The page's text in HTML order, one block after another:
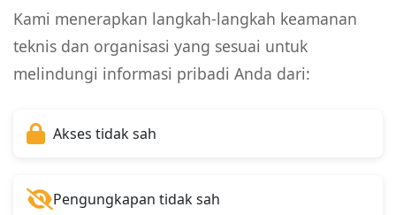
Kami menerapkan langkah-langkah keamanan
teknis dan organisasi yang sesuai untuk
melindungi informasi pribadi Anda dari:
Akses tidak sah
Pengungkapan tidak sah